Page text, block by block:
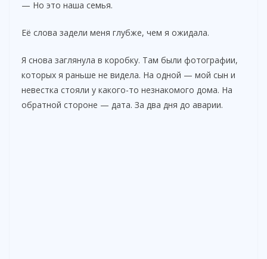
— Но это наша семья.
Её слова задели меня глубже, чем я ожидала.
Я снова заглянула в коробку. Там были фотографии,
которых я раньше не видела. На одной — мой сын и
невестка стояли у какого-то незнакомого дома. На
обратной стороне — дата. За два дня до аварии.